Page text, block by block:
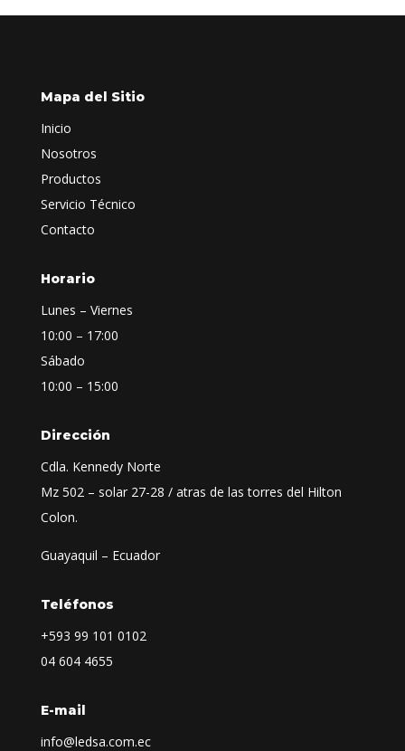
Mapa del Sitio
Inicio
Nosotros
Productos
Servicio Técnico
Contacto
Horario
Lunes – Viernes
10:00 – 17:00
Sábado
10:00 – 15:00
Dirección
Cdla. Kennedy Norte
Mz 502 – solar 27-28 / atras de las torres del Hilton
Colon.
Guayaquil – Ecuador
Teléfonos
+593 99 101 0102
04 604 4655
E-mail
info@ledsa.com.ec